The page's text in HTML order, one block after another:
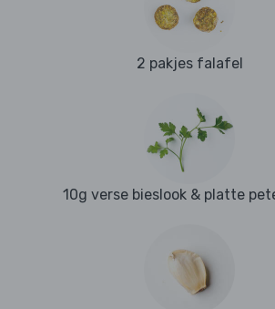
2 pakjes falafel
10g verse bieslook & platte